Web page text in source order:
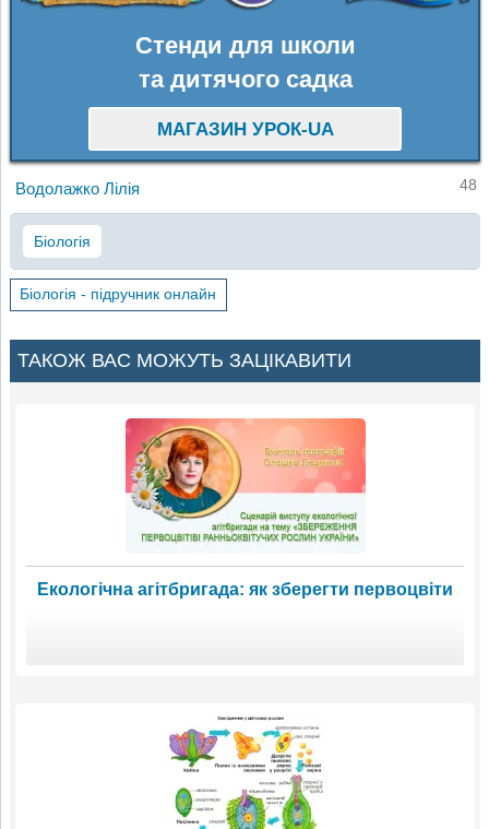
Стенди для школи
та дитячого садка
МАГАЗИН УРОК-UA
Водолажко Лілія 48
Біологія
Біологія - підручник онлайн
ТАКОЖ ВАС МОЖУТЬ ЗАЦІКАВИТИ
Екологічна агітбригада: як зберегти первоцвіти